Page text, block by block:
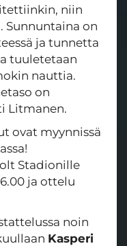
niin
on
ja tunnetta
tuuletetaan
nauttia.
on
Litmanen.
ovat myynnissä
Stadionille
ja ottelu
noin
Kasperi